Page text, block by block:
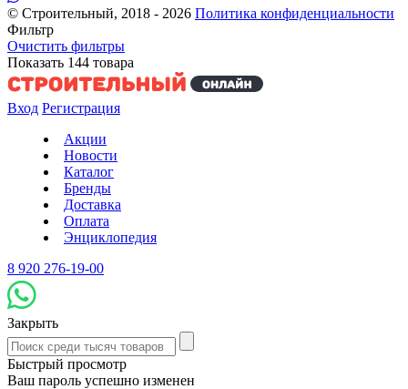
© Строительный, 2018 - 2026 Политика конфиденциальности
Фильтр
Очистить фильтры
Показать 144 товара
Вход Регистрация
Акции
Новости
Каталог
Бренды
Доставка
Оплата
Энциклопедия
8 920 276-19-00
Закрыть
Быстрый просмотр
Ваш пароль успешно изменен